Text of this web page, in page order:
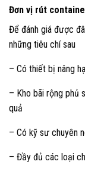
Đơn vị rút
Để đánh giá được
những tiêu chí sau
– Có thiết bị nâng
– Kho bãi rộng phủ
quả
– Có kỹ sư chuyên
– Đầy đủ các loại